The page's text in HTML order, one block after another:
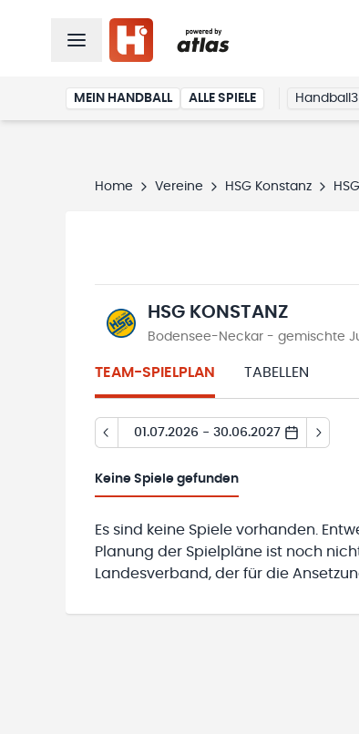
MEIN HANDBALL ALLE SPIELE
Home Vereine HSG Konstanz
HSG KONSTANZ
Bodensee-Neckar - gemischte
TEAM-SPIELPLAN TABELLEN
01.07.2026 - 30.06.2027
Keine Spiele gefunden
Es sind keine Spiele vorhanden.
Planung der Spielpläne ist noch
Landesverband, der für die